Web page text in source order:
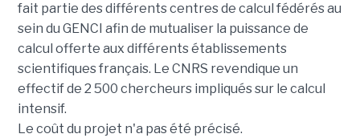
fait partie des différents centres de calcul fédérés au
sein du GENCI afin de mutualiser la puissance de
calcul offerte aux différents établissements
scientifiques français. Le CNRS revendique un
effectif de 2 500 chercheurs impliqués sur le calcul
intensif.
Le coût du projet n'a pas été précisé.